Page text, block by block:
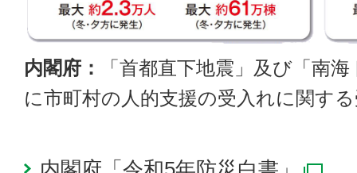
内閣府：
「首都直下地震」及び「南
に市町村の人的支援の受入れに関す